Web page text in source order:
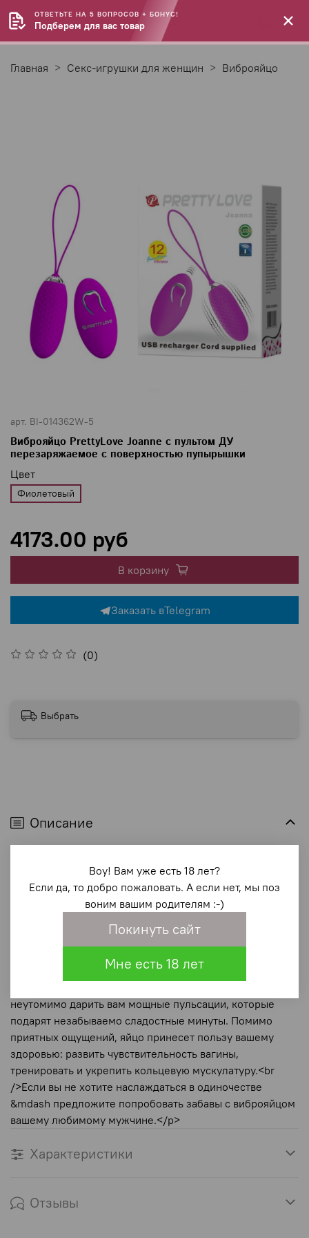
Главная Секс-игрушки для женщин Виброяйцо
арт. BI-014362W-5
Виброяйцо PrettyLove Joanne с пультом ДУ
перезаряжаемое с поверхностью пупырышки
(0)
Цвет
Фиолетовый
4173.00 руб
В корзину
Заказать вTelegram
Выбрать
Описание
гладкое яичко может скрывать в себе весьма пикантный
сюрприз &ndash удобные небольшие размеры
позволяют виброяйцу неутомимо дарить чувственные
ритмы, где бы Вы не находились: дома, на прогулке, в
автомобиле.. И при этом оно достаточно мощное, чтобы
возбуждение.<br />Стильный пульт дистанционного
неутомимо дарить вам мощные пульсации, которые
подарят незабываемо сладостные минуты. Помимо
приятных ощущений, яйцо принесет пользу вашему
здоровью: развить чувствительность вагины,
тренировать и укрепить кольцевую мускулатуру.<br
/>Если вы не хотите наслаждаться в одиночестве
&mdash предложите попробовать забавы с виброяйцом
вашему любимому мужчине.</p>
Характеристики
Отзывы
Воу! Вам уже есть 18 лет?
Если да, то добро пожаловать. А если нет, мы поз
воним вашим родителям :-)
Покинуть сайт
Мне есть 18 лет
ОТВЕТЬТЕ НА 5 ВОПРОСОВ + БОНУС!
Подберем для вас товар